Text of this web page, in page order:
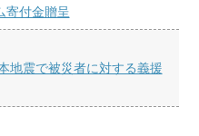
寄付金贈呈
地震で被災者に対する義援